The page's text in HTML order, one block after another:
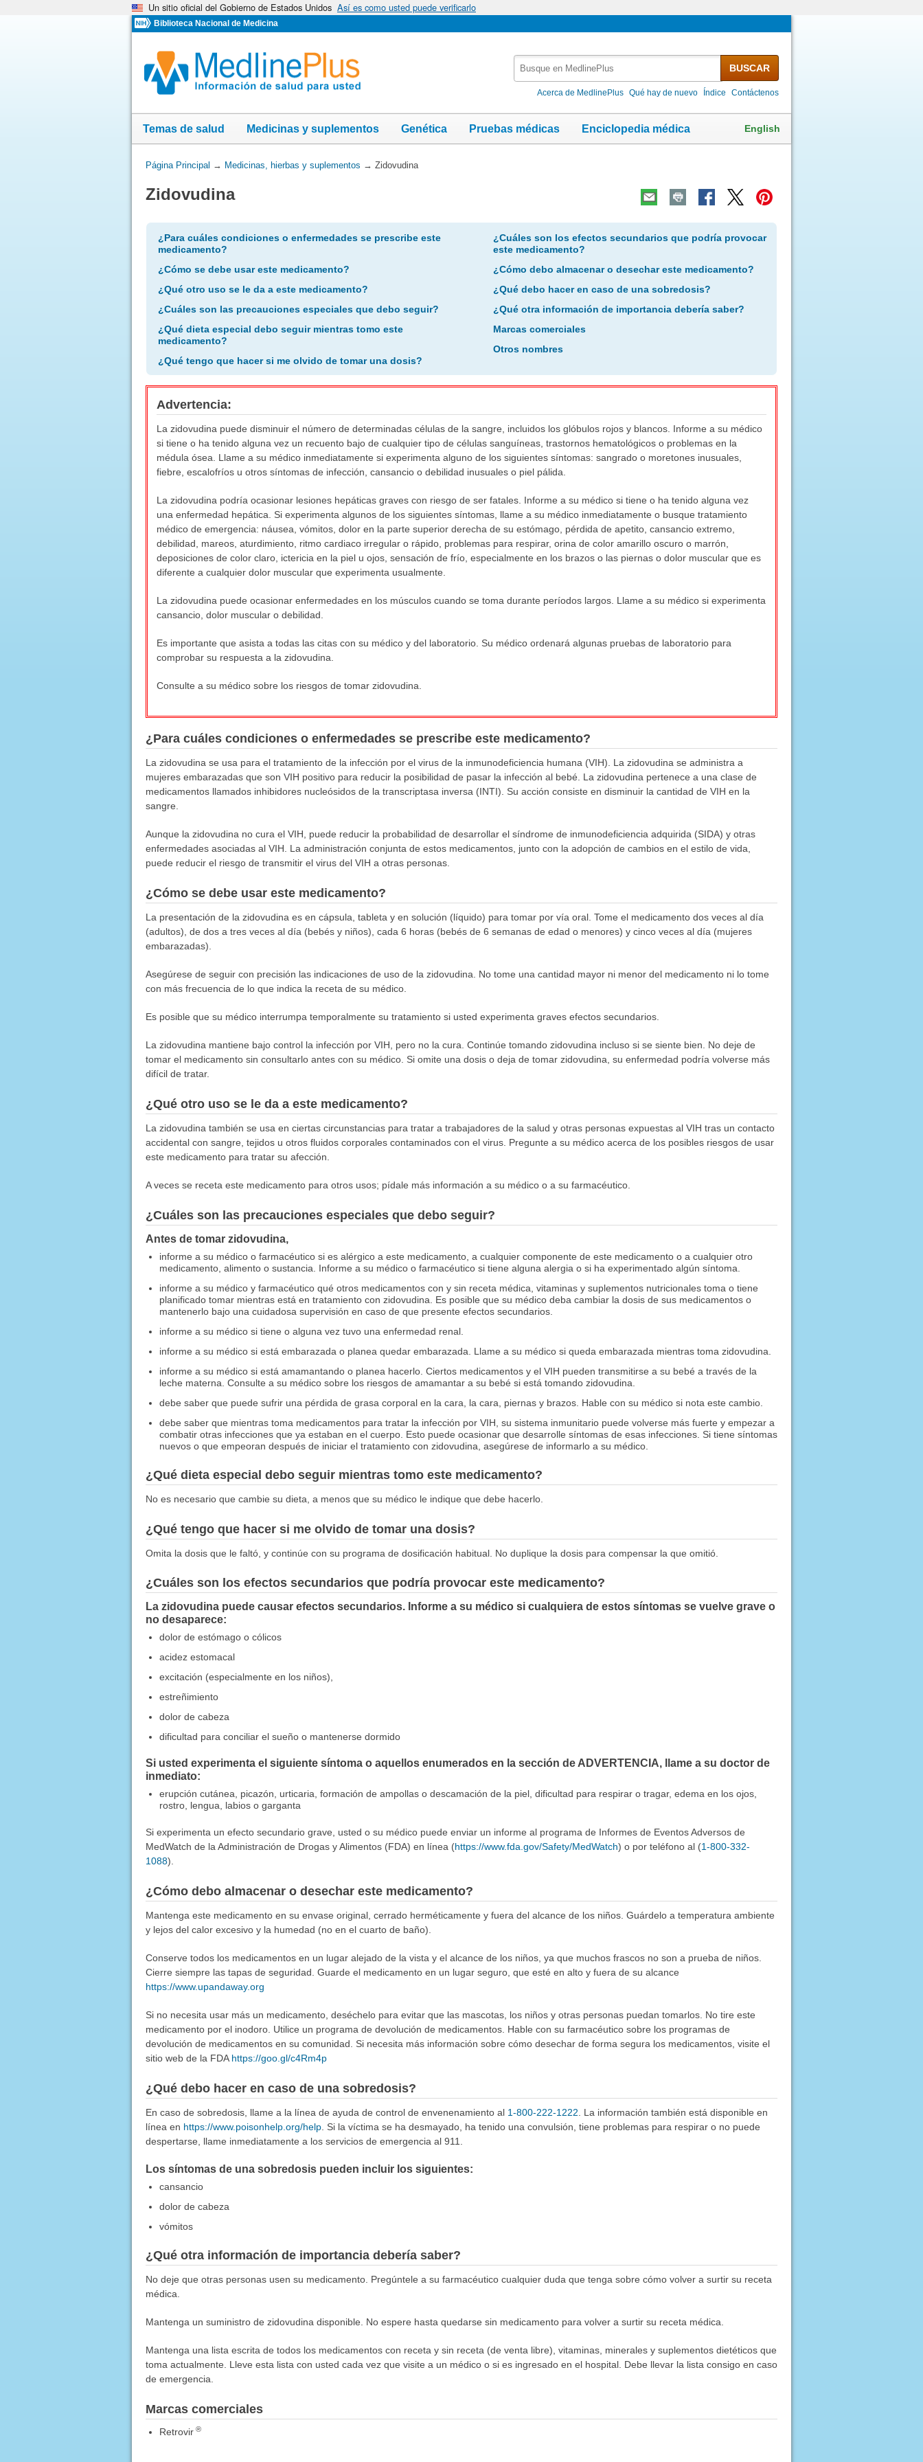
Un sitio oficial del Gobierno de Estados Unidos Así es como usted puede verificarlo
Biblioteca Nacional de Medicina
MedlinePlus
BUSCAR
Acerca de MedlinePlus Qué hay de nuevo Índice Contáctenos
Temas de salud Medicinas y suplementos Genética Pruebas médicas Enciclopedia médica English
Usted
aquí:
Página Principal → Medicinas, hierbas y suplementos → Zidovudina
Zidovudina
¿Para cuáles condiciones o enfermedades se prescribe este
medicamento?
¿Cómo se debe usar este medicamento?
¿Qué otro uso se le da a este medicamento?
¿Cuáles son las precauciones especiales que debo seguir?
¿Qué dieta especial debo seguir mientras tomo este
medicamento?
¿Qué tengo que hacer si me olvido de tomar una dosis?
¿Cuáles son los efectos secundarios que podría provocar
este medicamento?
¿Cómo debo almacenar o desechar este medicamento?
¿Qué debo hacer en caso de una sobredosis?
¿Qué otra información de importancia debería saber?
Marcas comerciales
Otros nombres
Advertencia:
La zidovudina puede disminuir el número de determinadas células de la sangre, incluidos los glóbulos rojos y blancos. Informe a su médico
si tiene o ha tenido alguna vez un recuento bajo de cualquier tipo de células sanguíneas, trastornos hematológicos o problemas en la
médula ósea. Llame a su médico inmediatamente si experimenta alguno de los siguientes síntomas: sangrado o moretones inusuales,
fiebre, escalofríos u otros síntomas de infección, cansancio o debilidad inusuales o piel pálida.
La zidovudina podría ocasionar lesiones hepáticas graves con riesgo de ser fatales. Informe a su médico si tiene o ha tenido alguna vez
una enfermedad hepática. Si experimenta algunos de los siguientes síntomas, llame a su médico inmediatamente o busque tratamiento
médico de emergencia: náusea, vómitos, dolor en la parte superior derecha de su estómago, pérdida de apetito, cansancio extremo,
debilidad, mareos, aturdimiento, ritmo cardiaco irregular o rápido, problemas para respirar, orina de color amarillo oscuro o marrón,
deposiciones de color claro, ictericia en la piel u ojos, sensación de frío, especialmente en los brazos o las piernas o dolor muscular que es
diferente a cualquier dolor muscular que experimenta usualmente.
La zidovudina puede ocasionar enfermedades en los músculos cuando se toma durante períodos largos. Llame a su médico si experimenta
cansancio, dolor muscular o debilidad.
Es importante que asista a todas las citas con su médico y del laboratorio. Su médico ordenará algunas pruebas de laboratorio para
comprobar su respuesta a la zidovudina.
Consulte a su médico sobre los riesgos de tomar zidovudina.
¿Para cuáles condiciones o enfermedades se prescribe este medicamento?
La zidovudina se usa para el tratamiento de la infección por el virus de la inmunodeficiencia humana (VIH). La zidovudina se administra a
mujeres embarazadas que son VIH positivo para reducir la posibilidad de pasar la infección al bebé. La zidovudina pertenece a una clase de
medicamentos llamados inhibidores nucleósidos de la transcriptasa inversa (INTI). Su acción consiste en disminuir la cantidad de VIH en la
sangre.
Aunque la zidovudina no cura el VIH, puede reducir la probabilidad de desarrollar el síndrome de inmunodeficiencia adquirida (SIDA) y otras
enfermedades asociadas al VIH. La administración conjunta de estos medicamentos, junto con la adopción de cambios en el estilo de vida,
puede reducir el riesgo de transmitir el virus del VIH a otras personas.
¿Cómo se debe usar este medicamento?
La presentación de la zidovudina es en cápsula, tableta y en solución (líquido) para tomar por vía oral. Tome el medicamento dos veces al día
(adultos), de dos a tres veces al día (bebés y niños), cada 6 horas (bebés de 6 semanas de edad o menores) y cinco veces al día (mujeres
embarazadas).
Asegúrese de seguir con precisión las indicaciones de uso de la zidovudina. No tome una cantidad mayor ni menor del medicamento ni lo tome
con más frecuencia de lo que indica la receta de su médico.
Es posible que su médico interrumpa temporalmente su tratamiento si usted experimenta graves efectos secundarios.
La zidovudina mantiene bajo control la infección por VIH, pero no la cura. Continúe tomando zidovudina incluso si se siente bien. No deje de
tomar el medicamento sin consultarlo antes con su médico. Si omite una dosis o deja de tomar zidovudina, su enfermedad podría volverse más
difícil de tratar.
¿Qué otro uso se le da a este medicamento?
La zidovudina también se usa en ciertas circunstancias para tratar a trabajadores de la salud y otras personas expuestas al VIH tras un contacto
accidental con sangre, tejidos u otros fluidos corporales contaminados con el virus. Pregunte a su médico acerca de los posibles riesgos de usar
este medicamento para tratar su afección.
A veces se receta este medicamento para otros usos; pídale más información a su médico o a su farmacéutico.
¿Cuáles son las precauciones especiales que debo seguir?
Antes de tomar zidovudina,
informe a su médico o farmacéutico si es alérgico a este medicamento, a cualquier componente de este medicamento o a cualquier otro
medicamento, alimento o sustancia. Informe a su médico o farmacéutico si tiene alguna alergia o si ha experimentado algún síntoma.
informe a su médico y farmacéutico qué otros medicamentos con y sin receta médica, vitaminas y suplementos nutricionales toma o tiene
planificado tomar mientras está en tratamiento con zidovudina. Es posible que su médico deba cambiar la dosis de sus medicamentos o
mantenerlo bajo una cuidadosa supervisión en caso de que presente efectos secundarios.
informe a su médico si tiene o alguna vez tuvo una enfermedad renal.
informe a su médico si está embarazada o planea quedar embarazada. Llame a su médico si queda embarazada mientras toma zidovudina.
informe a su médico si está amamantando o planea hacerlo. Ciertos medicamentos y el VIH pueden transmitirse a su bebé a través de la
leche materna. Consulte a su médico sobre los riesgos de amamantar a su bebé si está tomando zidovudina.
debe saber que puede sufrir una pérdida de grasa corporal en la cara, la cara, piernas y brazos. Hable con su médico si nota este cambio.
debe saber que mientras toma medicamentos para tratar la infección por VIH, su sistema inmunitario puede volverse más fuerte y empezar a
combatir otras infecciones que ya estaban en el cuerpo. Esto puede ocasionar que desarrolle síntomas de esas infecciones. Si tiene síntomas
nuevos o que empeoran después de iniciar el tratamiento con zidovudina, asegúrese de informarlo a su médico.
¿Qué dieta especial debo seguir mientras tomo este medicamento?
No es necesario que cambie su dieta, a menos que su médico le indique que debe hacerlo.
¿Qué tengo que hacer si me olvido de tomar una dosis?
Omita la dosis que le faltó, y continúe con su programa de dosificación habitual. No duplique la dosis para compensar la que omitió.
¿Cuáles son los efectos secundarios que podría provocar este medicamento?
La zidovudina puede causar efectos secundarios. Informe a su médico si cualquiera de estos síntomas se vuelve grave o
no desaparece:
dolor de estómago o cólicos
acidez estomacal
excitación (especialmente en los niños),
estreñimiento
dolor de cabeza
dificultad para conciliar el sueño o mantenerse dormido
Si usted experimenta el siguiente síntoma o aquellos enumerados en la sección de ADVERTENCIA, llame a su doctor de
inmediato:
erupción cutánea, picazón, urticaria, formación de ampollas o descamación de la piel, dificultad para respirar o tragar, edema en los ojos,
rostro, lengua, labios o garganta
Si experimenta un efecto secundario grave, usted o su médico puede enviar un informe al programa de Informes de Eventos Adversos de
MedWatch de la Administración de Drogas y Alimentos (FDA) en línea (https://www.fda.gov/Safety/MedWatch) o por teléfono al (1-800-332-
1088).
¿Cómo debo almacenar o desechar este medicamento?
Mantenga este medicamento en su envase original, cerrado herméticamente y fuera del alcance de los niños. Guárdelo a temperatura ambiente
y lejos del calor excesivo y la humedad (no en el cuarto de baño).
Conserve todos los medicamentos en un lugar alejado de la vista y el alcance de los niños, ya que muchos frascos no son a prueba de niños.
Cierre siempre las tapas de seguridad. Guarde el medicamento en un lugar seguro, que esté en alto y fuera de su alcance
https://www.upandaway.org
Si no necesita usar más un medicamento, deséchelo para evitar que las mascotas, los niños y otras personas puedan tomarlos. No tire este
medicamento por el inodoro. Utilice un programa de devolución de medicamentos. Hable con su farmacéutico sobre los programas de
devolución de medicamentos en su comunidad. Si necesita más información sobre cómo desechar de forma segura los medicamentos, visite el
sitio web de la FDAhttps://goo.gl/c4Rm4p
¿Qué debo hacer en caso de una sobredosis?
En caso de sobredosis, llame a la línea de ayuda de control de envenenamiento al 1-800-222-1222. La información también está disponible en
línea en https://www.poisonhelp.org/help. Si la víctima se ha desmayado, ha tenido una convulsión, tiene problemas para respirar o no puede
despertarse, llame inmediatamente a los servicios de emergencia al 911.
Los síntomas de una sobredosis pueden incluir los siguientes:
cansancio
dolor de cabeza
vómitos
¿Qué otra información de importancia debería saber?
No deje que otras personas usen su medicamento. Pregúntele a su farmacéutico cualquier duda que tenga sobre cómo volver a surtir su receta
médica.
Mantenga un suministro de zidovudina disponible. No espere hasta quedarse sin medicamento para volver a surtir su receta médica.
Mantenga una lista escrita de todos los medicamentos con receta y sin receta (de venta libre), vitaminas, minerales y suplementos dietéticos que
toma actualmente. Lleve esta lista con usted cada vez que visite a un médico o si es ingresado en el hospital. Debe llevar la lista consigo en caso
de emergencia.
Marcas comerciales
Retrovir ®